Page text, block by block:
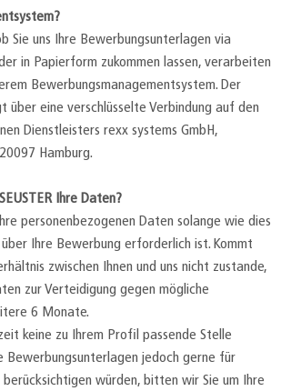
Sie uns Ihre Bewerbungsunterlagen via
in Papierform zukommen lassen, verarbeiten
Bewerbungsmanagementsystem. Der
eine verschlüsselte Verbindung auf den
Dienstleisters rexx systems GmbH,
Hamburg.
Ihre Daten?
personenbezogenen Daten solange wie dies
Ihre Bewerbung erforderlich ist. Kommt
zwischen Ihnen und uns nicht zustande,
zur Verteidigung gegen mögliche
6 Monate.
keine zu Ihrem Profil passende Stelle
Bewerbungsunterlagen jedoch gerne für
würden, bitten wir Sie um Ihre